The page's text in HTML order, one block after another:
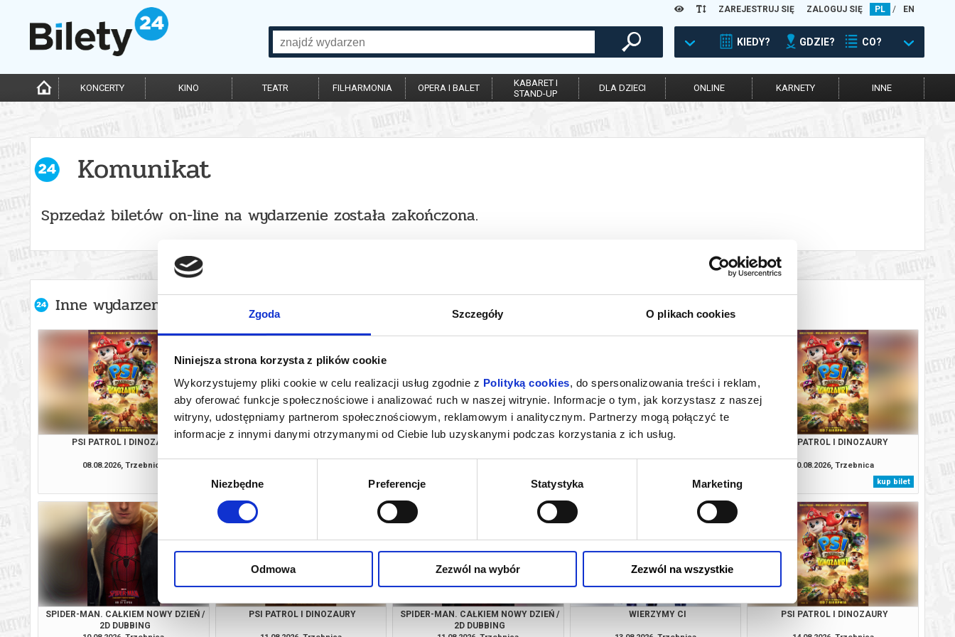
Zgoda Szczegóły O plikach cookies
Niniejsza strona korzysta z plików cookie
Wykorzystujemy pliki cookie w celu realizacji usług zgodnie z Polityką cookies, do spersonalizowania treści i reklam,
aby oferować funkcje społecznościowe i analizować ruch w naszej witrynie. Informacje o tym, jak korzystasz z naszej
witryny, udostępniamy partnerom społecznościowym, reklamowym i analitycznym. Partnerzy mogą połączyć te
informacje z innymi danymi otrzymanymi od Ciebie lub uzyskanymi podczas korzystania z ich usług.
Wybór
Niezbędne Preferencje Statystyka Marketing
Odmowa Zezwól na wybór Zezwól na wszystkie
ZAREJESTRUJ SIĘ ZALOGUJ SIĘ PL / EN
KIEDY? GDZIE? CO?
KONCERTY KINO TEATR FILHARMONIA OPERA I BALET
KABARET I
STAND-UP
DLA DZIECI ONLINE KARNETY INNE
Komunikat
Sprzedaż biletów on-line na wydarzenie została zakończona.
Inne wydarzenia organizatora
PSI PATROL I DINOZAURY
08.08.2026, Trzebnica
SPIDER-MAN. CAŁKIEM NOWY DZIEŃ /
kup bilet
PSI PATROL I DINOZAURY
kup bilet
SPIDER-MAN. CAŁKIEM NOWY DZIEŃ /
kup bilet
PSI PATROL I DINOZAURY
10.08.2026, Trzebnica
kup bilet
SPIDER-MAN. CAŁKIEM NOWY DZIEŃ /
2D DUBBING
PSI PATROL I DINOZAURY
SPIDER-MAN. CAŁKIEM NOWY DZIEŃ /
2D DUBBING
WIERZYMY CI PSI PATROL I DINOZAURY